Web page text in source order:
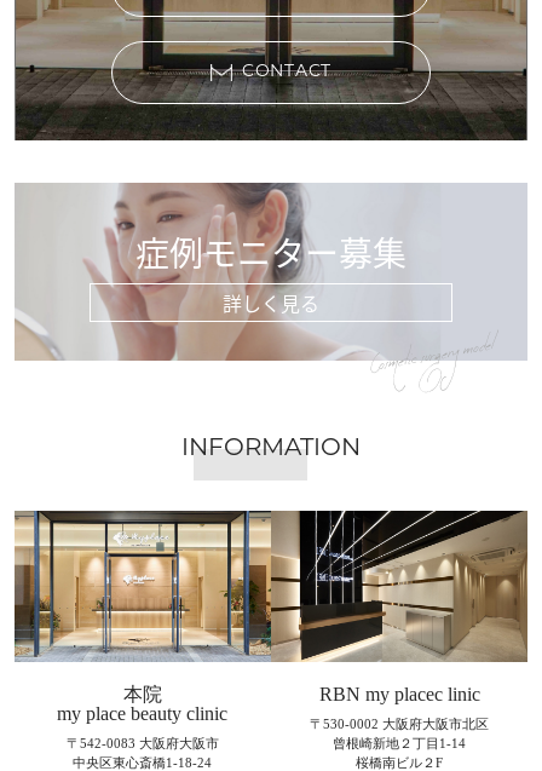
CONTACT
症例モニター募集
詳しく見る
Cosmetic surgery model
INFORMATION
本院
my place beauty clinic
〒542-0083 大阪府大阪市
中央区東心斎橋1-18-24
RBN my placec linic
〒530-0002 大阪府大阪市北区
曾根崎新地２丁目1-14
桜橋南ビル２F